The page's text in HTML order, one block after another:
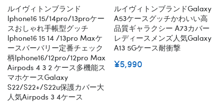
ルイヴィトンブランド
Iphone16 15/14pro/13proケー
スおしゃれ手帳型グッチ
Iphone16 15 14 /13pro Maxケ
ースバーバリー定番チェック
柄iphone16/12pro/12pro Max
Airpods 4 3 2 ケース多機能ス
マホケースgalaxy
S22/s22+/s22u保護カバー大
人気airpods 3 4ケース
ルイヴィトンブランドgalaxy
A53ケースグッチかわいい高
品質ギャラクシー A73カバー
レディースメンズ人気Galaxy
A13 5Gケース耐衝撃
¥5,990